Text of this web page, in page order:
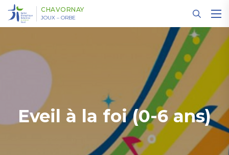
CHAVORNAY
JOUX – ORBE
Eveil à la foi (0-6 ans)
Panneau de gestion des cookies